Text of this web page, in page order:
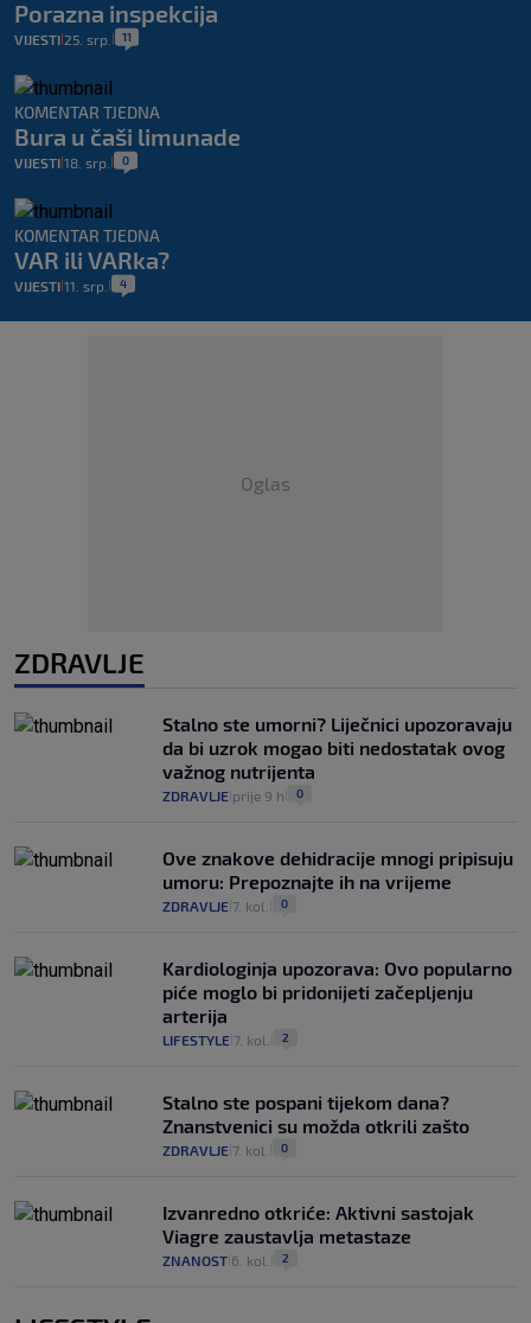
Porazna inspekcija
VIJESTI 25. srp. 11
KOMENTAR TJEDNA
Bura u čaši limunade
VIJESTI 18. srp. 0
KOMENTAR TJEDNA
VAR ili VARka?
VIJESTI 11. srp. 4
Oglas
ZDRAVLJE
Stalno ste umorni? Liječnici upozoravaju
da bi uzrok mogao biti nedostatak ovog
važnog nutrijenta
ZDRAVLJE prije 9 h 0
Ove znakove dehidracije mnogi pripisuju
umoru: Prepoznajte ih na vrijeme
ZDRAVLJE 7. kol. 0
Kardiologinja upozorava: Ovo popularno
piće moglo bi pridonijeti začepljenju
arterija
LIFESTYLE 7. kol. 2
Stalno ste pospani tijekom dana?
Znanstvenici su možda otkrili zašto
ZDRAVLJE 7. kol. 0
Izvanredno otkriće: Aktivni sastojak
Viagre zaustavlja metastaze
ZNANOST 6. kol. 2